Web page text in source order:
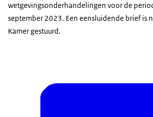
wetgevingsonderhandelingen voor de
september 2023. Een eensluidende brief is
Kamer gestuurd.